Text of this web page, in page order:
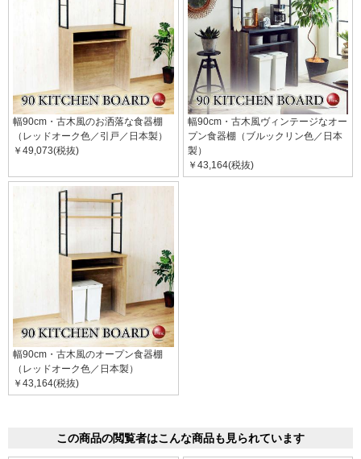
幅90cm・古木風のお洒落な食器棚
（レッドオーク色／引戸／日本製）
￥49,073(税抜)
幅90cm・古木風ヴィンテージなオー
プン食器棚（ブルックリン色／日本
製）
￥43,164(税抜)
幅90cm・古木風のオープン食器棚
（レッドオーク色／日本製）
￥43,164(税抜)
この商品の閲覧者はこんな商品も見られています